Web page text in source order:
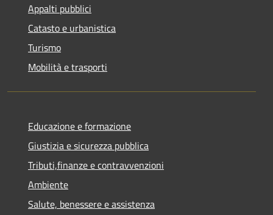
Appalti pubblici
Catasto e urbanistica
Turismo
Mobilità e trasporti
Educazione e formazione
Giustizia e sicurezza pubblica
Tributi,finanze e contravvenzioni
Ambiente
Salute, benessere e assistenza